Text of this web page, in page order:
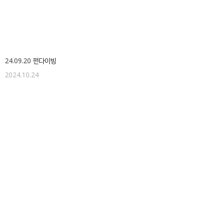
24.09.20 펀다이빙
2024.10.24